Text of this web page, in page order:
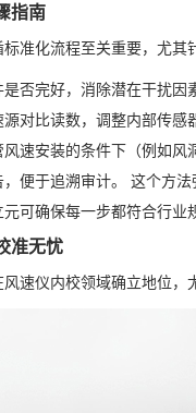
指南
准化流程至关重要，尤其
否完好，消除潜在干扰因
对比读数，调整内部传感
风速安装的条件下（例如风
，便于追溯审计。 这个方法
可确保每一步都符合行业
准无忧
速仪内校领域确立地位，